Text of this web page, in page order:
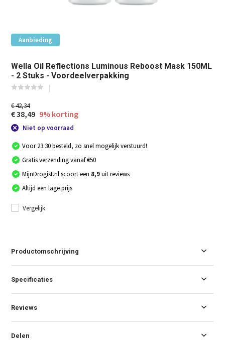
Aanbieding
Wella Oil Reflections Luminous Reboost Mask 150ML
- 2 Stuks - Voordeelverpakking
€ 42,34
€ 38,49 9% korting
Niet op voorraad
Voor 23:30 besteld, zo snel mogelijk verstuurd!
Gratis verzending vanaf €50
MijnDrogist.nl scoort een 8,9uit reviews
Altijd een lage prijs
Vergelijk
Productomschrijving
Specificaties
Reviews
Delen